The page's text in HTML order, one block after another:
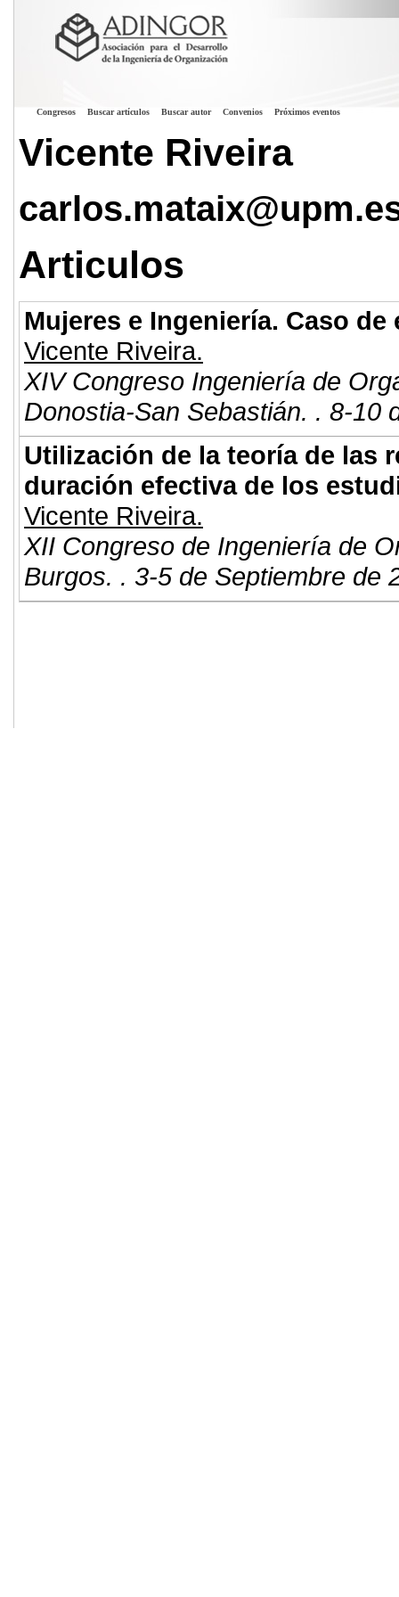
Congresos Buscar artículos Buscar autor Convenios Próximos eventos
Vicente Riveira
Articulos
Mujeres e Ingeniería. Caso de
Vicente Riveira.
XIV Congreso Ingeniería de
Donostia-San Sebastián. . 8-10
Utilización de la teoría de las
duración efectiva de los
Vicente Riveira.
XII Congreso de Ingeniería de
Burgos. . 3-5 de Septiembre de